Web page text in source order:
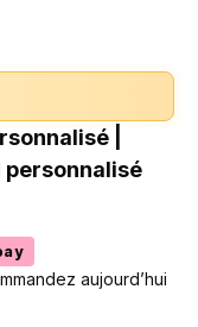
|
personnalisé
aujourd’hui